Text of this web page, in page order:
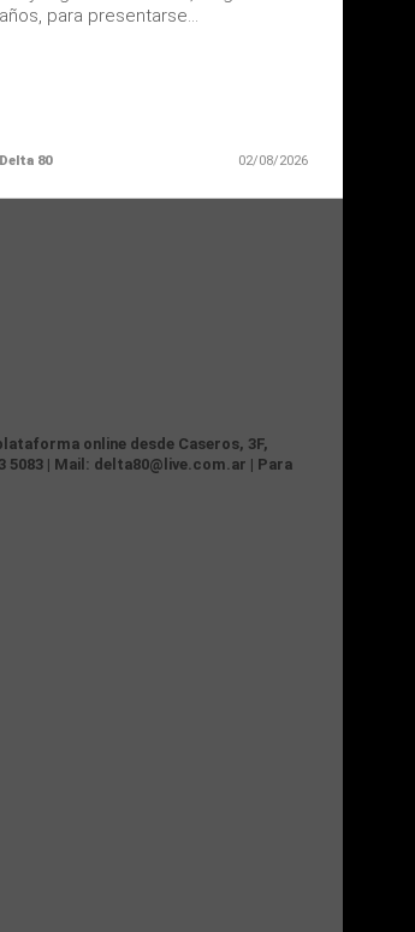
años, para presentarse...
Delta 80 02/08/2026
online desde Caseros, 3F,
5083 | Mail: delta80@live.com.ar | Para